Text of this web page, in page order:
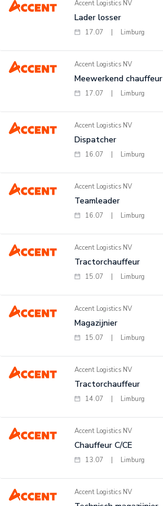
Accent Logistics NV
Lader losser
17.07 Limburg
Accent Logistics NV
Meewerkend chauffeur
17.07 Limburg
Accent Logistics NV
Dispatcher
16.07 Limburg
Accent Logistics NV
Teamleader
16.07 Limburg
Accent Logistics NV
Tractorchauffeur
15.07 Limburg
Accent Logistics NV
Magazijnier
15.07 Limburg
Accent Logistics NV
Tractorchauffeur
14.07 Limburg
Accent Logistics NV
Chauffeur C/CE
13.07 Limburg
Accent Logistics NV